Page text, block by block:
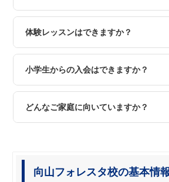
もしやすい環境を整えております。
体験レッスンはできますか？
はい、随時受付しております！実際の
環境を肌で感じてみてください。お気
い。
小学生からの入会はできますか？
可能ですが、英語経験によります。英
い場合、授業についていくのが難しく
ますので、事前にテストを通してお子
どんなご家庭に向いていますか？
・将来の進路の選択肢を広げたい
向山フォレスタ校の基本情